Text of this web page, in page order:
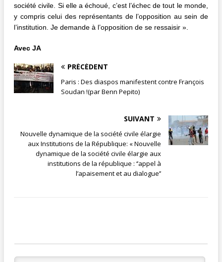
société civile. Si elle a échoué, c’est l’échec de tout le monde,
y compris celui des représentants de l’opposition au sein de
l’institution. Je demande à l’opposition de se ressaisir ».
Avec JA
PRÉCÉDENT
Paris : Des diaspos manifestent contre François
Soudan !(par Benn Pepito)
SUIVANT
Nouvelle dynamique de la société civile élargie
aux Institutions de la République: « Nouvelle
dynamique de la société civile élargie aux
institutions de la république : ‘’appel à
l’apaisement et au dialogue’’